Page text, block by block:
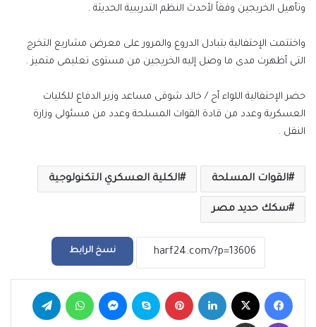
وتأهيل الخريجين وفقاً لأحدث النظم التدريبية الحديثة .
واختتمت الإحتفالية بتبادل الدروع والمرور على معرض مشاريع التخرج
التى أظهرت مدى ما وصل إليه الخريجين من مستوى تعليمى متميز .
حضر الإحتفالية اللواء أح / خالد شوقى مساعد وزير الدفاع للكليات
العسكرية وعدد من قادة القوات المسلحة وعدد من مسئولى وزارة
النقل .
القوات المسلحة الكلية العسكري التكنولوجية
سكك حديد مصر
نسخ الرابط
فيسبوك لينكدإن بينتيريست سكايب ماسنجر واتساب
ڤايبر مشاركة عبر البريد